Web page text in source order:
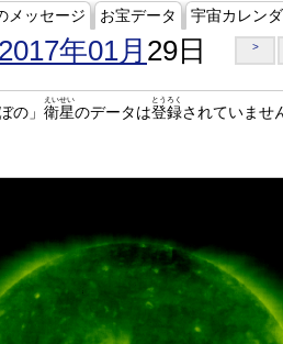
メッセージ お宝データ 宇宙カレン
2017年01月 29日 >
の」 衛星
えいせい
のデータは登録
とうろく
されていませ